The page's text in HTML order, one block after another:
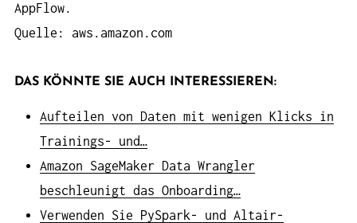
AppFlow.
Quelle: aws.amazon.com
DAS KÖNNTE SIE AUCH INTERESSIEREN:
Aufteilen von Daten mit wenigen Klicks in
Trainings- und…
Amazon SageMaker Data Wrangler
beschleunigt das Onboarding…
Verwenden Sie PySpark- und Altair-